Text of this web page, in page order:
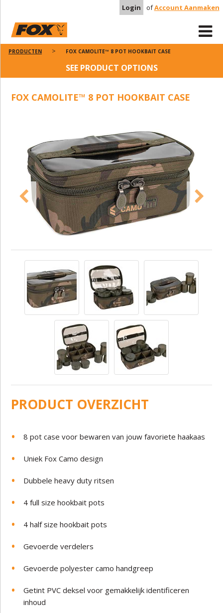
Login ofAccount Aanmaken
PRODUCTEN FOX CAMOLITE™ 8 POT HOOKBAIT CASE
SEE PRODUCT OPTIONS
FOX CAMOLITE™ 8 POT HOOKBAIT CASE
PRODUCT OVERZICHT
8 pot case voor bewaren van jouw favoriete haakaas
Uniek Fox Camo design
Dubbele heavy duty ritsen
4 full size hookbait pots
4 half size hookbait pots
Gevoerde verdelers
Gevoerde polyester camo handgreep
Getint PVC deksel voor gemakkelijk identificeren
inhoud